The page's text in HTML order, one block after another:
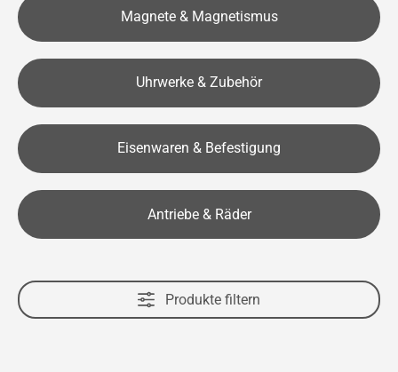
Magnete & Magnetismus
Uhrwerke & Zubehör
Eisenwaren & Befestigung
Antriebe & Räder
Produkte filtern